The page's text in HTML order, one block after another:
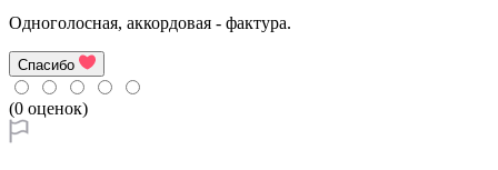
Одноголосная, аккордовая - фактура.
Спасибо
(0 оценок)